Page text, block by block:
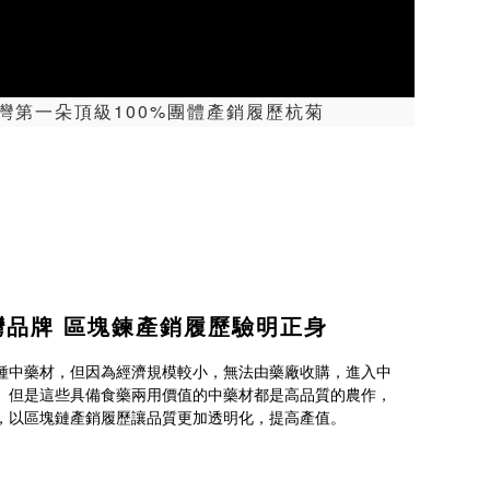
一朵頂級100%團體產銷履歷杭菊
牌 區塊鍊產銷履歷驗明正身
中藥材，但因為經濟規模較小，無法由藥廠收購，進入中
但是這些具備食藥兩用價值的中藥材都是高品質的農作，
以區塊鏈產銷履歷讓品質更加透明化，提高產值。